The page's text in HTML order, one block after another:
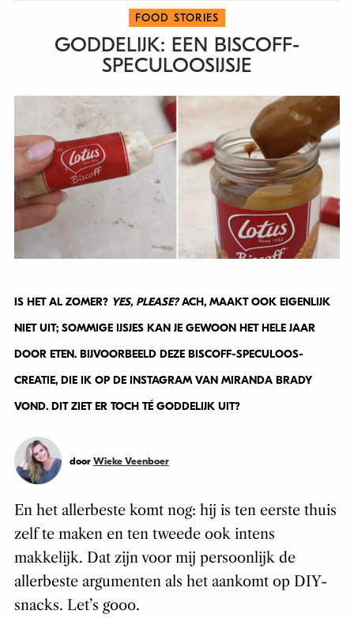
FOOD STORIES
GODDELIJK: EEN BISCOFF-
SPECULOOSIJSJE
IS HET AL ZOMER? YES, PLEASE?ACH, MAAKT OOK EIGENLIJK
NIET UIT; SOMMIGE IJSJES KAN JE GEWOON HET HELE JAAR
DOOR ETEN. BIJVOORBEELD DEZE BISCOFF-SPECULOOS-
CREATIE, DIE IK OP DE INSTAGRAM VAN MIRANDA BRADY
VOND. DIT ZIET ER TOCH TÉ GODDELIJK UIT?
door Wieke Veenboer
En het allerbeste komt nog: hij is ten eerste thuis
zelf te maken en ten tweede ook intens
makkelijk. Dat zijn voor mij persoonlijk de
allerbeste argumenten als het aankomt op DIY-
snacks. Let’s gooo.